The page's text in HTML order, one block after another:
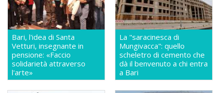
Bari, l'idea di Santa
Vetturi, insegnante in
pensione: «Faccio
solidarietà attraverso
l'arte»
La "saracinesca di
Mungivacca": quello
scheletro di cemento che
dà il benvenuto a chi entra
a Bari